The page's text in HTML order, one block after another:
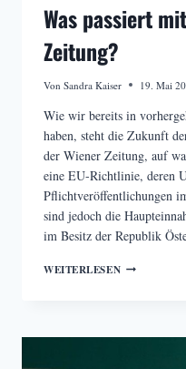
Was passiert
Zeitung?
Von Sandra Kaiser 19. Mai
Wie wir bereits in
haben, steht die Zukunft
der Wiener Zeitung, auf
eine EU-Richtlinie, deren
Pflichtveröffentlichungen
sind jedoch die
im Besitz der Republik
WEITERLESENWAS